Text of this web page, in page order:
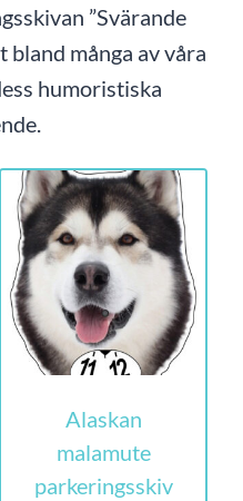
”Svärande
många av våra
humoristiska
Alaskan
malamute
parkeringsskiv